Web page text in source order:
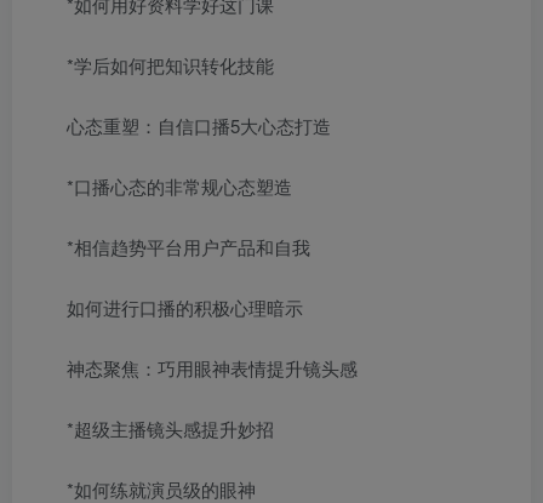
*学后如何把知识转化技能
心态重塑：自信口播5大心态打造
*口播心态的非常规心态塑造
*相信趋势平台用户产品和自我
如何进行口播的积极心理暗示
神态聚焦：巧用眼神表情提升镜头感
*超级主播镜头感提升妙招
*如何练就演员级的眼神